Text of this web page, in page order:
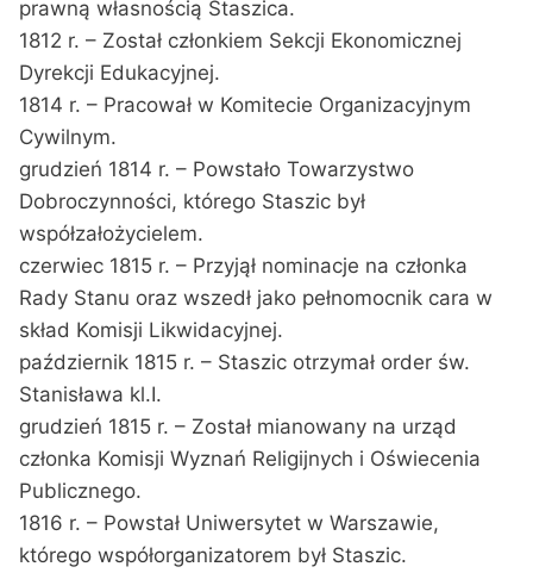
prawną własnością Staszica.
1812 r. – Został członkiem Sekcji Ekonomicznej
Dyrekcji Edukacyjnej.
1814 r. – Pracował w Komitecie Organizacyjnym
Cywilnym.
grudzień 1814 r. – Powstało Towarzystwo
Dobroczynności, którego Staszic był
współzałożycielem.
czerwiec 1815 r. – Przyjął nominacje na członka
Rady Stanu oraz wszedł jako pełnomocnik cara w
skład Komisji Likwidacyjnej.
październik 1815 r. – Staszic otrzymał order św.
Stanisława kl.I.
grudzień 1815 r. – Został mianowany na urząd
członka Komisji Wyznań Religijnych i Oświecenia
Publicznego.
1816 r. – Powstał Uniwersytet w Warszawie,
którego współorganizatorem był Staszic.